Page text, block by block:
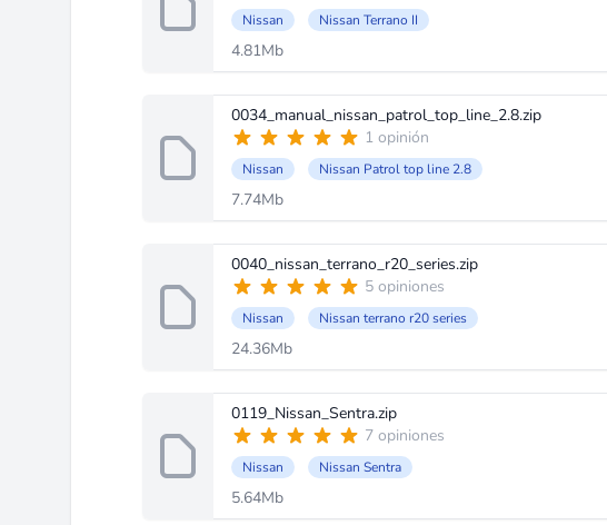
Nissan Nissan Terrano II
4.81Mb
0034_manual_nissan_patrol_top_line_2.8.zip
1 opinión
Nissan Nissan Patrol top line 2.8
7.74Mb
0040_nissan_terrano_r20_series.zip
5 opiniones
Nissan Nissan terrano r20 series
24.36Mb
0119_Nissan_Sentra.zip
7 opiniones
Nissan Nissan Sentra
5.64Mb